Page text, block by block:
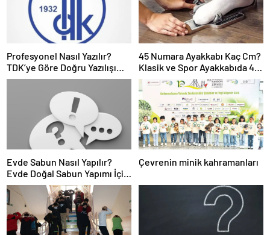
Profesyonel Nasıl Yazılır?
TDK’ye Göre Doğru Yazılışı
Profesyonel Mi, Profesyönel
45 Numara Ayakkabı Kaç Cm?
Klasik ve Spor Ayakkabıda 45
Numara Ayak Kaç Cm Olur?
Evde Sabun Nasıl Yapılır?
Evde Doğal Sabun Yapımı İçin
Gerekli Malzemeler ve
Ölçüleri
Çevrenin minik kahramanları